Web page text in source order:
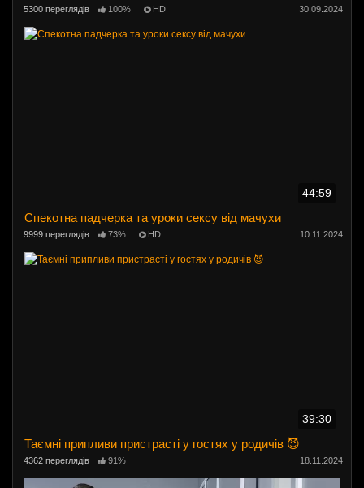
5300 переглядів 100% HD 30.09.2024
44:59
Спекотна падчерка та уроки сексу від мачухи
9999 переглядів 73% HD 10.11.2024
39:30
Таємні припливи пристрасті у гостях у родичів 😈
4362 переглядів 91% 18.11.2024